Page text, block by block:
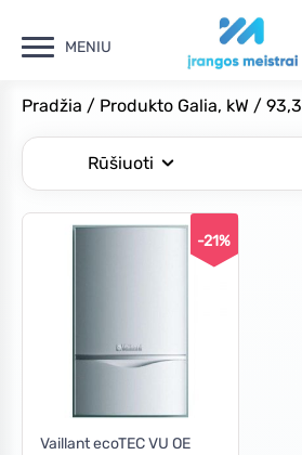
MENIU
Pradžia / Produkto Galia, kW / 93,3
Rūšiuoti
Kaina: €6,390— €6,400
-21%
Vaillant ecoTEC VU OE